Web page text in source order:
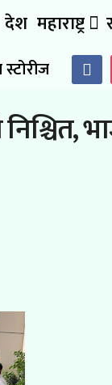
देश महाराष्ट्र